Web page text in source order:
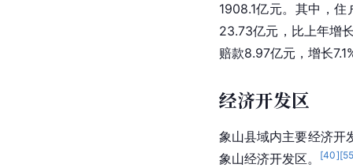
1908.1亿元。其中，
23.73亿元，比上年增
赔款8.97亿元，增长
经济开发区
象山县域内主要经济开
象山经济开发区。
[40][